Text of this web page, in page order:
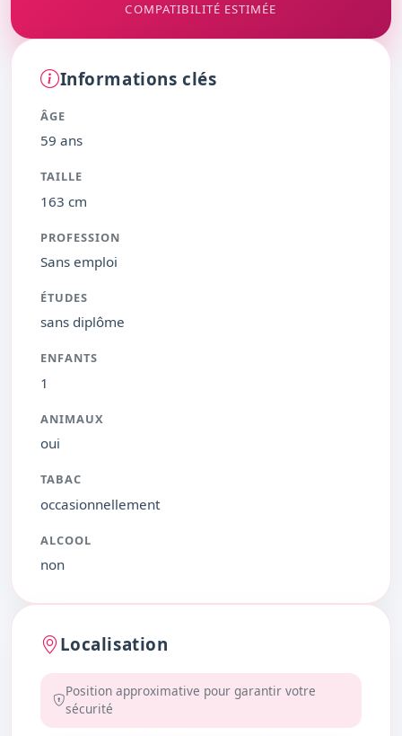
COMPATIBILITÉ ESTIMÉE
Informations clés
ÂGE
59 ans
TAILLE
163 cm
PROFESSION
Sans emploi
ÉTUDES
sans diplôme
ENFANTS
1
ANIMAUX
oui
TABAC
occasionnellement
ALCOOL
non
Localisation
Position approximative pour garantir votre
sécurité